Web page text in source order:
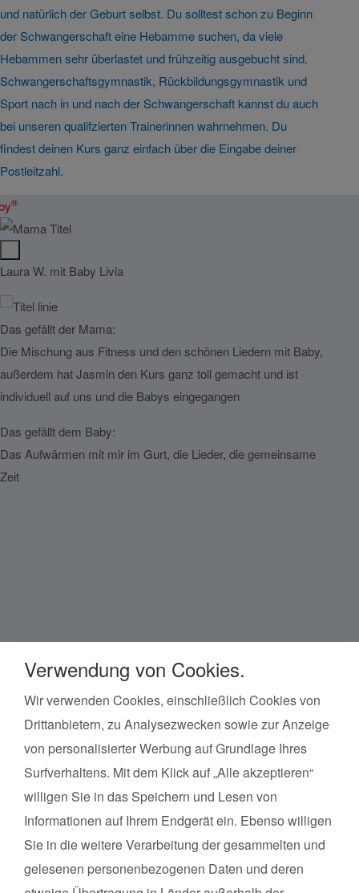
und natürlich der Geburt selbst. Du solltest schon zu Beginn
der Schwangerschaft eine Hebamme suchen, da viele
Hebammen sehr überlastet und frühzeitig ausgebucht sind.
Schwangerschaftsgymnastik, Rückbildungsgymnastik und
Sport nach in und nach der Schwangerschaft kannst du auch
bei unseren qualifzierten Trainerinnen wahrnehmen. Du
findest deinen Kurs ganz einfach über die Eingabe deiner
Postleitzahl.
®
Laura W. mit Baby Livia
Das gefällt der Mama:
Die Mischung aus Fitness und den schönen Liedern mit Baby,
außerdem hat Jasmin den Kurs ganz toll gemacht und ist
individuell auf uns und die Babys eingegangen
Das gefällt dem Baby:
Das Aufwärmen mit mir im Gurt, die Lieder, die gemeinsame
Zeit
Kurse finden
in der Umgebung von
Beeskow
Land* Postleitzahl*
Kursart
Kurse suchen
Verwendung von Cookies.
Wir verwenden Cookies, einschließlich Cookies von
Drittanbietern, zu Analysezwecken sowie zur Anzeige
von personalisierter Werbung auf Grundlage Ihres
Surfverhaltens. Mit dem Klick auf „Alle akzeptieren“
willigen Sie in das Speichern und Lesen von
Informationen auf Ihrem Endgerät ein. Ebenso willigen
Sie in die weitere Verarbeitung der gesammelten und
gelesenen personenbezogenen Daten und deren